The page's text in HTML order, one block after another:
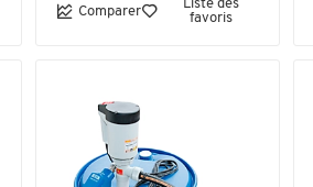
Comparer
Liste des
favoris